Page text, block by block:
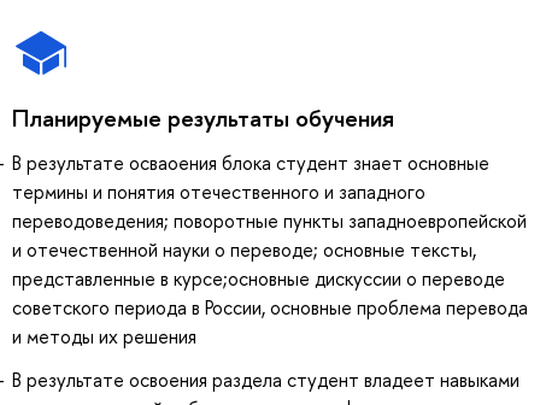
Планируемые результаты обучения
В результате осваоения блока студент знает основные
термины и понятия отечественного и западного
переводоведения; поворотные пункты западноевропейской
и отечественной науки о переводе; основные тексты,
представленные в курсе;основные дискуссии о переводе
советского периода в России, основные проблема перевода
и методы их решения
В результате освоения раздела студент владеет навыками